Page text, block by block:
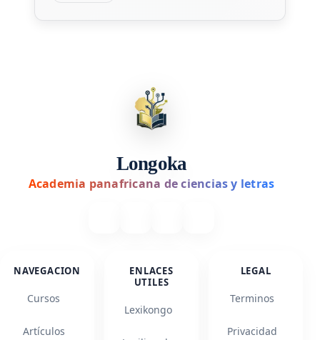
Longoka
Academia panafricana de ciencias y letras
NAVEGACION
Cursos
Artículos
ENLACES
UTILES
Lexikongo
LEGAL
Terminos
Privacidad